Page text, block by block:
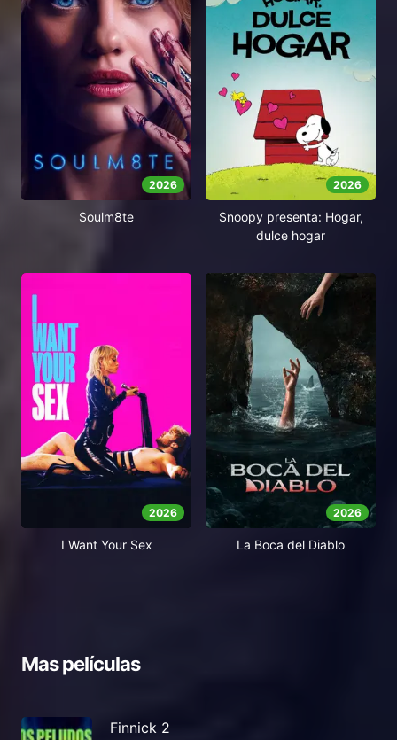
2026
Soulm8te
2026
Snoopy presenta: Hogar,
dulce hogar
2026
I Want Your Sex
2026
La Boca del Diablo
Mas películas
Finnick 2